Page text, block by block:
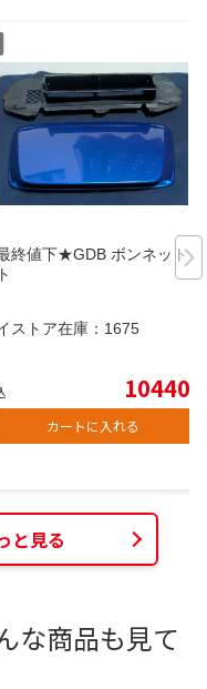
終値下★GDB ボンネットダ
ストア在庫： 1675
10440
カートに入れる
と見る
な商品も見て